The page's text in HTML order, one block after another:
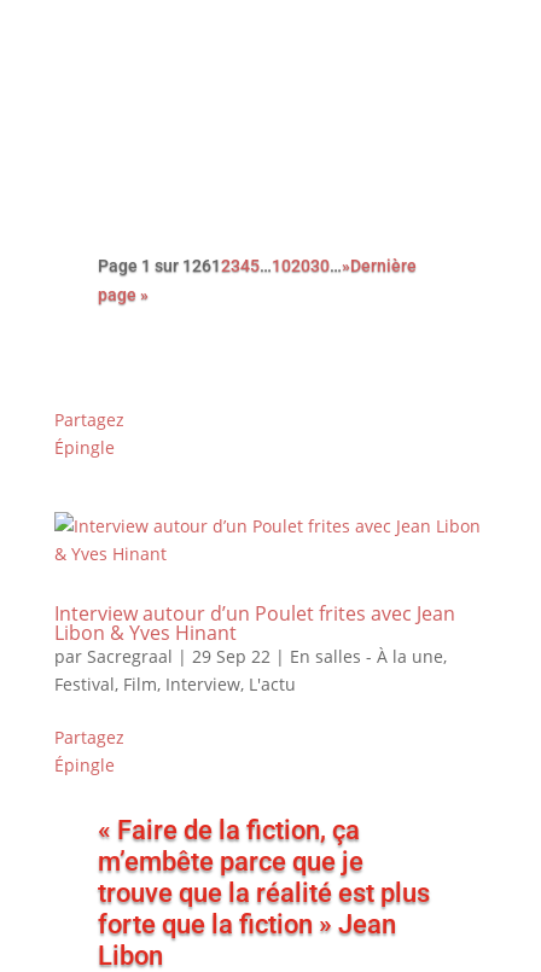
Page 1 sur 12612345…102030…»Dernière
page »
Partagez
Épingle
Interview autour d’un Poulet frites avec Jean
Libon & Yves Hinant
par Sacregraal | 29 Sep 22 | En salles - À la une,
Festival, Film, Interview, L'actu
Partagez
Épingle
« Faire de la fiction, ça
m’embête parce que je
trouve que la réalité est plus
forte que la fiction » Jean
Libon